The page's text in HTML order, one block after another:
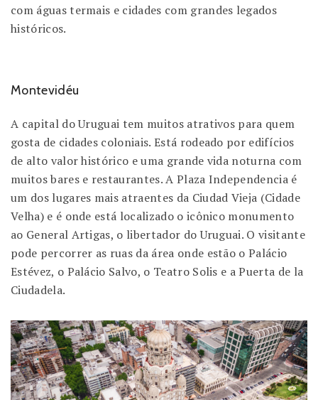
com águas termais e cidades com grandes legados
históricos.
Montevidéu
A capital do Uruguai tem muitos atrativos para quem
gosta de cidades coloniais. Está rodeado por edifícios
de alto valor histórico e uma grande vida noturna com
muitos bares e restaurantes. A Plaza Independencia é
um dos lugares mais atraentes da Ciudad Vieja (Cidade
Velha) e é onde está localizado o icônico monumento
ao General Artigas, o libertador do Uruguai. O visitante
pode percorrer as ruas da área onde estão o Palácio
Estévez, o Palácio Salvo, o Teatro Solis e a Puerta de la
Ciudadela.